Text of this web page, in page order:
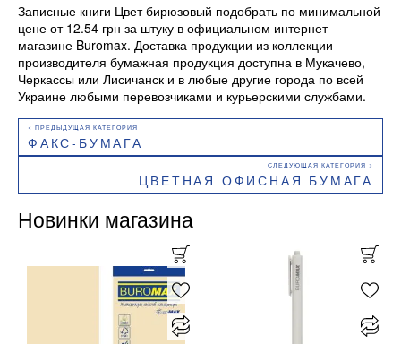
Записные книги Цвет бирюзовый подобрать по минимальной
цене от 12.54 грн за штуку в официальном интернет-
магазине Buromax. Доставка продукции из коллекции
производителя бумажная продукция доступна в Мукачево,
Черкассы или Лисичанск и в любые другие города по всей
Украине любыми перевозчиками и курьерскими службами.
ФАКС-БУМАГА
ЦВЕТНАЯ ОФИСНАЯ БУМАГА
Новинки магазина